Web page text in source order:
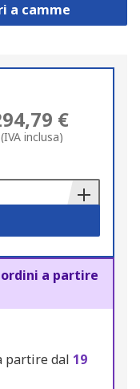
a camme
€
(IVA inclusa)
ordini a partire
partire dal 19